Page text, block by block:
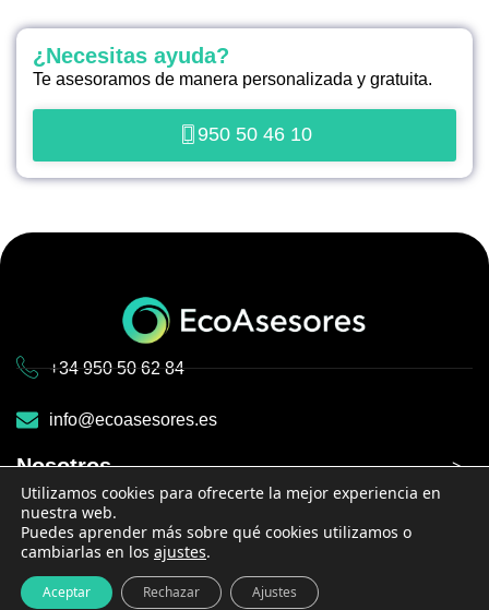
+ Info
¿Necesitas ayuda?
Te asesoramos de manera personalizada y gratuita.
950 50 46 10
+34 950 50 62 84
info@ecoasesores.es
Nosotros
Ecoasesores
Contacto
Blog
Alarmas
Alarmas para pisos
Alarmas para chalets
Energía
Tarifas luz baratas
Bono social luz
Telefonía + Fibra
Mejores tarifas internet
Mejores tarifas móvil
Placas solares
Precio paneles solares
Copyright ©2026 Eco Asesores.
Aviso Legal Política de Cookies
Utilizamos cookies para ofrecerte la mejor experiencia en
nuestra web.
Puedes aprender más sobre qué cookies utilizamos o
cambiarlas en los ajustes.
Aceptar Rechazar Ajustes